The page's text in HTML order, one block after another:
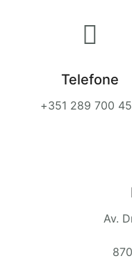
Telefone
+351 289 700
Av.